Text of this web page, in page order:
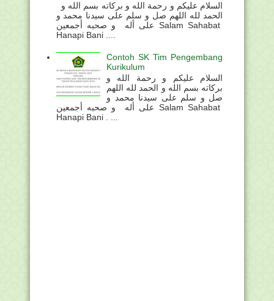
الحمد لله اللهم صل و سلم على سيدنا محمد و
على أله و صحبه أجمعين Salam Sahabat
Hanapi Bani ....
Contoh SK Tim Pengembang
Kurikulum
السلام عليكم و رحمة الله و
بركاته بسم الله و الحمد لله اللهم
صل و سلم على سيدنا محمد و
على أله و صحبه أجمعين Salam Sahabat
Hanapi Bani . ...